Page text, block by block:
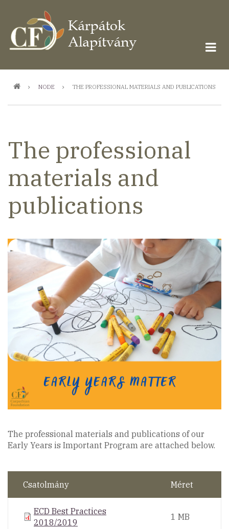
tartalomra
Morzsa
NODE THE PROFESSIONAL MATERIALS AND PUBLICATIONS
The professional
materials and
publications
The professional materials and publications of our
Early Years is Important Program are attached below.
Csatolmány Méret
ECD Best Practices
2018/2019
1 MB